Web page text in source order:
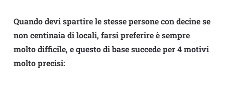
Quando devi spartire le stesse persone con decine se
non centinaia di locali, farsi preferire è sempre
molto difficile, e questo di base succede per 4 motivi
molto precisi: